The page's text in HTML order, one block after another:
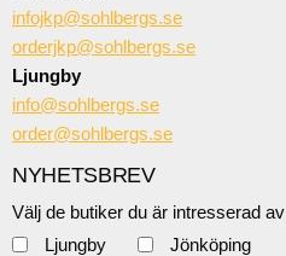
infojkp@sohlbergs.se
orderjkp@sohlbergs.se
Ljungby
info@sohlbergs.se
order@sohlbergs.se
NYHETSBREV
Välj de butiker du är intresserad av
Ljungby
Jönköping